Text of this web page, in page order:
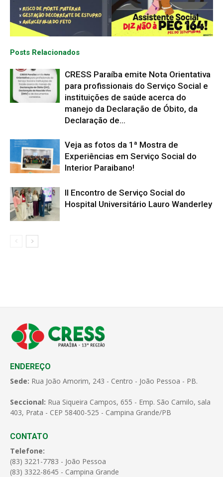
Posts Relacionados
CRESS Paraíba emite Nota Orientativa
para profissionais do Serviço Social e
instituições de saúde acerca do
manejo da Declaração de Óbito, da
Declaração de...
Veja as fotos da 1ª Mostra de
Experiências em Serviço Social do
Interior Paraibano!
II Encontro de Serviço Social do
Hospital Universitário Lauro Wanderley
ENDEREÇO
Sede: Rua João Amorim, 243 - Centro - João Pessoa - PB.
Seccional: Rua Siqueira Campos, 655 - Emp. São Camilo, sala
403, Prata - CEP 58400-525 - Campina Grande/PB
CONTATO
Telefone:
(83) 3221-7783 - João Pessoa
(83) 3322-8645 - Campina Grande